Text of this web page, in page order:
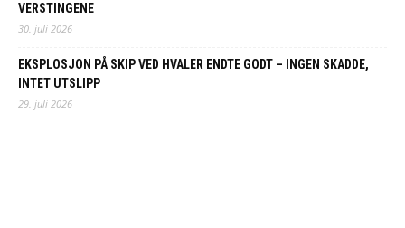
VERSTINGENE
30. juli 2026
EKSPLOSJON PÅ SKIP VED HVALER ENDTE GODT – INGEN SKADDE,
INTET UTSLIPP
29. juli 2026